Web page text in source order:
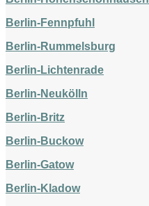
Berlin-Fennpfuhl
Berlin-Rummelsburg
Berlin-Lichtenrade
Berlin-Neukölln
Berlin-Britz
Berlin-Buckow
Berlin-Gatow
Berlin-Kladow